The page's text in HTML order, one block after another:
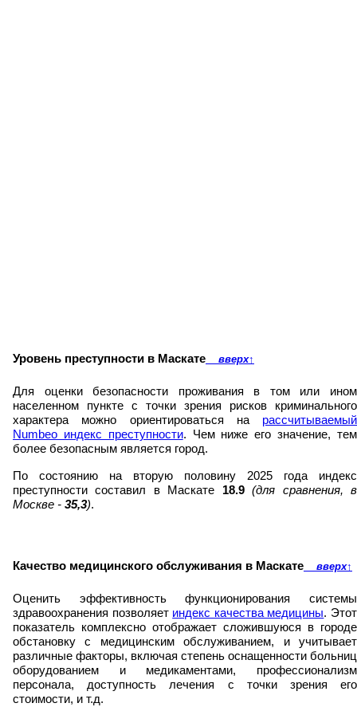
Уровень преступности в Маскате вверх↑
Для оценки безопасности проживания в том или ином
населенном пункте с точки зрения рисков криминального
характера можно ориентироваться на рассчитываемый
Numbeo индекс преступности. Чем ниже его значение, тем
более безопасным является город.
По состоянию на вторую половину 2025 года индекс
преступности составил в Маскате 18.9 (для сравнения, в
Москве - 35,3).
Качество медицинского обслуживания в Маскате вверх↑
Оценить эффективность функционирования системы
здравоохранения позволяет индекс качества медицины. Этот
показатель комплексно отображает сложившуюся в городе
обстановку с медицинским обслуживанием, и учитывает
различные факторы, включая степень оснащенности больниц
оборудованием и медикаментами, профессионализм
персонала, доступность лечения с точки зрения его
стоимости, и т.д.